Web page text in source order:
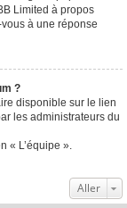
Limited à propos
à une réponse
?
disponible sur le lien
les administrateurs du
« L’équipe ».
Aller